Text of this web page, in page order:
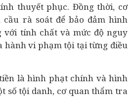
thuyết phục. Đồng thời, cơ
rà soát để bảo đảm hình
với tính chất và mức độ nguy
hành vi phạm tội tại từng điều
là hình phạt chính và hình
số tội danh, cơ quan thẩm tra